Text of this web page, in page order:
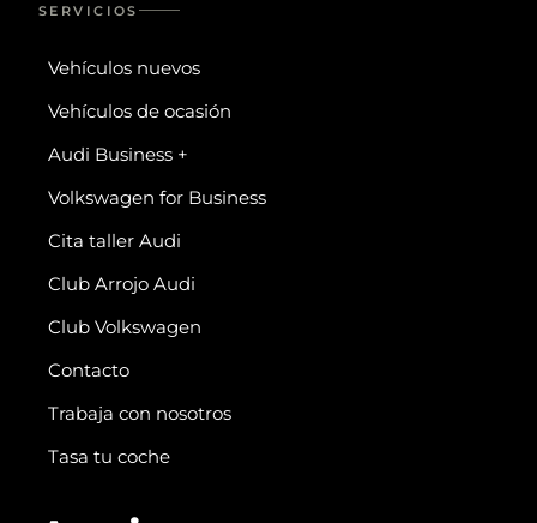
SERVICIOS
Vehículos nuevos
Vehículos de ocasión
Audi Business +
Volkswagen for Business
Cita taller Audi
Club Arrojo Audi
Club Volkswagen
Contacto
Trabaja con nosotros
Tasa tu coche